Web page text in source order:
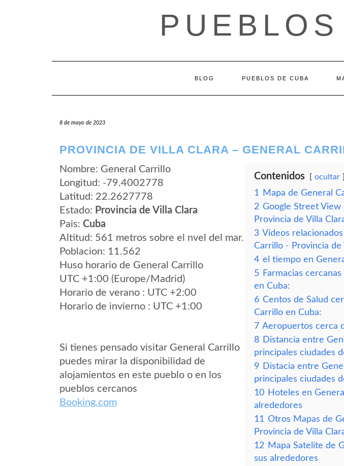
BLOG PUEBLOS DE CUBA
8 de mayo de 2023
PROVINCIA DE VILLA CLARA – GENERAL
Nombre: General Carrillo
Longitud: -79.4002778
Latitud: 22.2627778
Estado: Provincia de Villa Clara
Pais: Cuba
Altitud: 561 metros sobre el nvel del mar.
Poblacion: 11.562
Huso horario de General Carrillo
UTC +1:00 (Europe/Madrid)
Horario de verano : UTC +2:00
Horario de invierno : UTC +1:00
Si tienes pensado visitar General Carrillo
puedes mirar la disponibilidad de
alojamientos en este pueblo o en los
pueblos cercanos
Booking.com
Contenidos ocultar
1
Mapa de General
2 Google Street View
Provincia de Villa
3 Vídeos
Carrillo - Provincia de
4 el tiempo en
5 Farmacias
en Cuba:
6 Centos de Salud
Carrillo en Cuba:
7 Aeropuertos cerca
8 Distancia entre
principales ciudades
9 Distacia entre
principales ciudades
10 Hoteles en
alrededores
11 Otros Mapas de
Provincia de Villa
12 Mapa Satelite de
sus alrededores